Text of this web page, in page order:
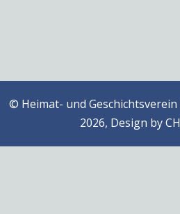
© Heimat- und Geschichtsverein
2026, Design by